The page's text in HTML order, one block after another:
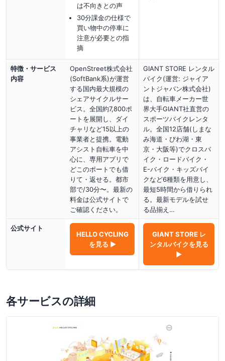
は不向きとの声
30分課金の仕様で
買い物中の停車に
注意が必要との指
摘
特徴・サービス
内容
OpenStreet株式会社
(SoftBank系)が運営
する国内最大規模の
シェアサイクルサー
ビス。全国約7,800ポ
ートを展開し、ダイ
チャリなど15以上の
事業者と提携。電動
アシスト自転車を中
心に、専用アプリで
どこのポートでも借
りて・返せる。都市
部で/30分〜。最新の
料金は公式サイトで
ご確認ください。
GIANT STORE レンタル
バイク(運営: ジャイア
ントジャパン株式会社)
は、自転車メーカー世
界大手GIANT社直営の
スポーツバイクレンタ
ル。全国12店舗(しまな
み海道・びわ湖・東
京・大阪等)でクロスバ
イク・ロードバイク・
E-バイク・キッズバイ
クなど6種類を用意し、
最短5時間から借りられ
る。最新モデルを試せ
る品揃え…
公式サイト
HELLO CYCLING
を見る ▶
GIANT STORE レ
ンタルバイクを見る
▶
各サービスの詳細